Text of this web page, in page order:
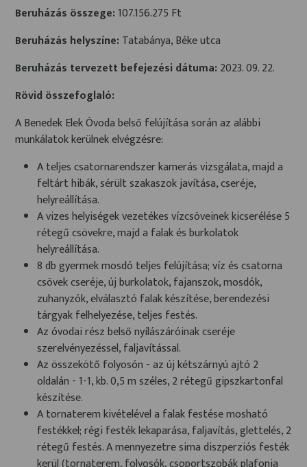
Beruházás összege:107.156.275 Ft
Beruházás helyszíne: Tatabánya, Béke utca
Beruházás tervezett befejezési dátuma: 2023. 09. 22.
Rövid összefoglaló:
A Benedek Elek Óvoda belső felújítása során az alábbi
munkálatok kerülnek elvégzésre:
A teljes csatornarendszer kamerás vizsgálata, majd a
feltárt hibák, sérült szakaszok javítása, cseréje,
helyreállítása.
A vizes helyiségek vezetékes vízcsöveinek kicserélése 5
rétegű csövekre, majd a falak és burkolatok
helyreállítása.
8 db gyermek mosdó teljes felújítása; víz és csatorna
csövek cseréje, új burkolatok, fajanszok, mosdók,
zuhanyzók, elválasztó falak készítése, berendezési
tárgyak felhelyezése, teljes festés.
Az óvodai rész belső nyílászáróinak cseréje
szerelvényezéssel, faljavítással.
Az összekötő folyosón - az új kétszárnyú ajtó 2
oldalán - 1-1, kb. 0,5 m széles, 2 rétegű gipszkartonfal
készítése.
A tornaterem kivételével a falak festése mosható
festékkel; régi festék lekaparása, faljavítás, glettelés, 2
rétegű festés. A mennyezetre sima diszperziós festék